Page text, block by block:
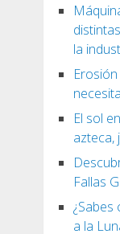
la
El sol
azteca,
Fallas
¿Sabes
a la